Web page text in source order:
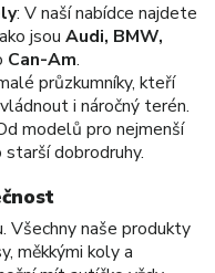
: V naší nabídce najdete
jsou Audi, BMW,
Can-Am.
průzkumníky, kteří
i náročný terén.
modelů pro nejmenší
dobrodruhy.
Všechny naše produkty
měkkými koly a